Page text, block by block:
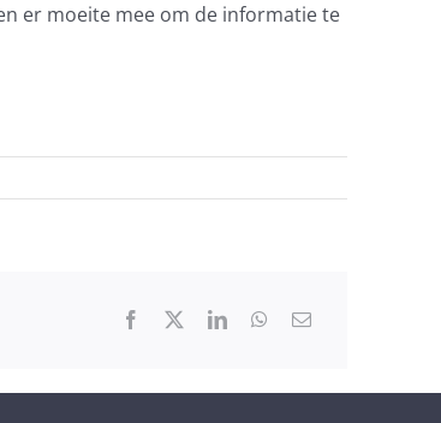
er moeite mee om de informatie te